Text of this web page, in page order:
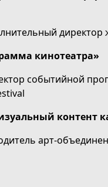
директор
кинотеатра»
событийной
контент
арт-